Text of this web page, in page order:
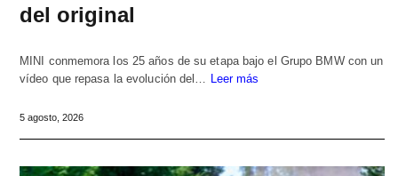
del original
MINI conmemora los 25 años de su etapa bajo el Grupo BMW con un
vídeo que repasa la evolución del… Leer más
5 agosto, 2026